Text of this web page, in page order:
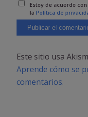
Estoy de acuerdo
la Política de
Este sitio usa
Aprende cómo se
comentarios.